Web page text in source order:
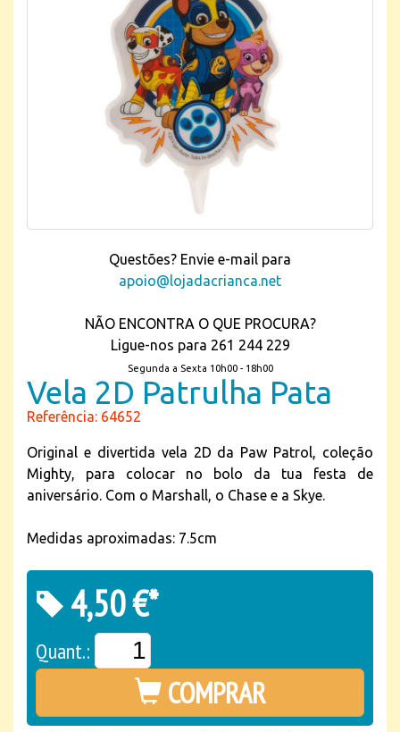
Questões? Envie e-mail para
apoio@lojadacrianca.net
NÃO ENCONTRA O QUE PROCURA?
Ligue-nos para 261 244 229
Segunda a Sexta 10h00 - 18h00
Vela 2D Patrulha Pata
Referência: 64652
Original e divertida vela 2D da Paw Patrol, coleção
Mighty, para colocar no bolo da tua festa de
aniversário. Com o Marshall, o Chase e a Skye.
Medidas aproximadas: 7.5cm
4,50 €*
Quant.:
COMPRAR